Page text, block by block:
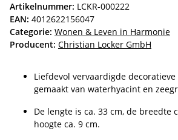
Artikelnummer: LCKR-000222
EAN: 4012622156047
Categorie: Wonen & Leven in Harmonie
Producent: Christian Locker GmbH
Liefdevol vervaardigde decoratieve
gemaakt van waterhyacint en
De lengte is ca. 33 cm, de breedte
hoogte ca. 9 cm.